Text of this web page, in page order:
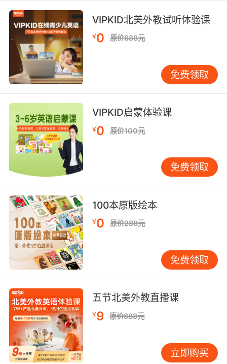
和社交技巧。 互动式学习的核心在于“以学生为中
心”，VIPKID的外教会根据孩子的兴趣和反馈调整
教学内容和方法，确保每个孩子都能积极参与，
享受学习的乐趣。这种个性化的教学策略，有效
提升了孩子的学习动力和效果。 三、注重趣味化
输入与输出 对于7岁孩子而言，兴趣是最好的老
师。VIPKID深知这一点，因此在课程设计上融入
大量趣味元素，如动画、故事、儿歌等，使英语
学习变得生动有趣。通过趣味化的输入，孩子能
够在轻松愉快的氛围中接收大量可理解的语言输
入，为口语输出打下坚实基础。 同时，VIPKID强
调输出的重要性，鼓励孩子开口说英语。无论是
日常对话练习，还是主题演讲、戏剧表演，都给
予孩子充分的表达机会。研究表明，语言的输出
是检验学习成果的最直接方式，也是提升语言流
利度和准确性的关键。VIPKID通过定期的口语展
示和反馈机制，帮助孩子及时纠正发音、语法错
误，增强自信心，形成良性循环。 四、系统化学
习路径与评估 7岁英语口语训练是一个系统工
程，需要科学的学习路径和持续的评估反馈。
VIPKID根据孩子的语言水平和认知发展规律，设
计了从零基础到流利交流的渐进式学习体系。每
个级别都包含明确的学习目标、丰富的学习资源
和针对性的练习，确保孩子能够稳步前进。 同
时，VIPKID引入智能化评估系统，通过AI技术分
析孩子的学习数据，如发音准确率、词汇量、语
法掌握情况等，为家长和外教提供精准的学习报
VIPKID北美外教试听体验课
¥0 原价688元
免费领取
VIPKID启蒙体验课
¥0 原价100元
免费领取
100本原版绘本
¥0 原价288元
免费领取
五节北美外教直播课
¥9 原价888元
立即购买